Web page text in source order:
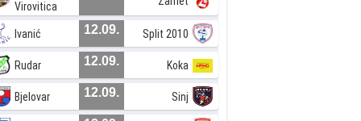
Virovitica
Ivanić 12.09. Split 2010
Rudar 12.09. Koka
Bjelovar 12.09. Sinj